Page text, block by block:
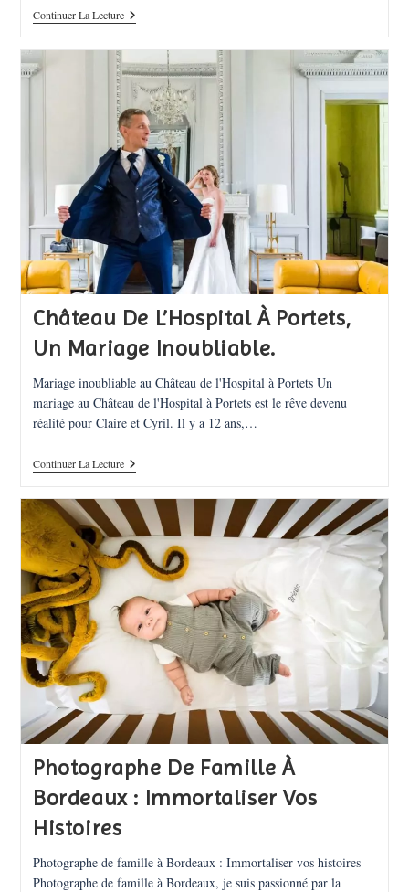
Continuer La LectureMariage
Sous
:
Une
Journée
Inoubliable
Château De L’Hospital À Portets,
Un Mariage Inoubliable.
Mariage inoubliable au Château de l'Hospital à Portets Un
mariage au Château de l'Hospital à Portets est le rêve devenu
réalité pour Claire et Cyril. Il y a 12 ans,…
Continuer La LectureChâteau
De
Portets,
Un
Mariage
Inoubliable.
Photographe De Famille À
Bordeaux : Immortaliser Vos
Histoires
Photographe de famille à Bordeaux : Immortaliser vos histoires
Photographe de famille à Bordeaux, je suis passionné par la